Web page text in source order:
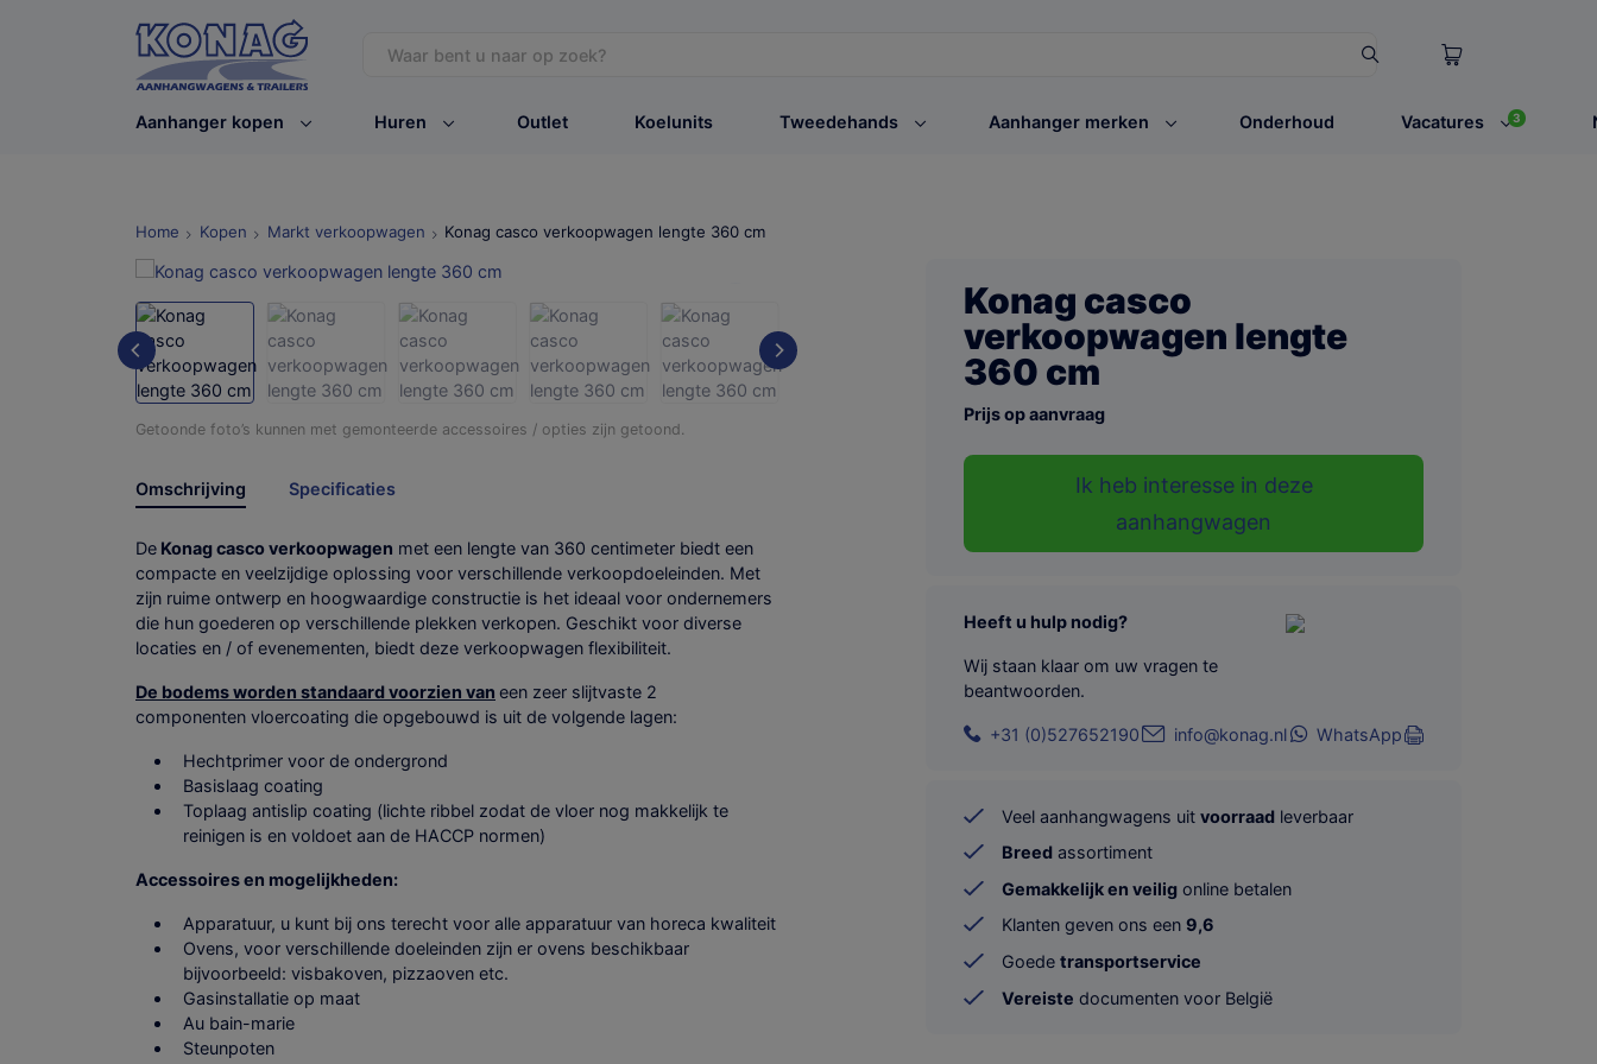
Aanhanger kopen Huren Outlet Koelunits Tweedehands Aanhanger merken Onderhoud Vacatures 3
Home Kopen Markt verkoopwagen Konag casco verkoopwagen lengte 360 cm
Getoonde foto’s kunnen met gemonteerde accessoires / opties zijn getoond.
Omschrijving Specificaties
De Konag casco verkoopwagen met een lengte van 360 centimeter biedt een
compacte en veelzijdige oplossing voor verschillende verkoopdoeleinden. Met
zijn ruime ontwerp en hoogwaardige constructie is het ideaal voor ondernemers
die hun goederen op verschillende plekken verkopen. Geschikt voor diverse
locaties en / of evenementen, biedt deze verkoopwagen flexibiliteit.
De bodems worden standaard voorzien van een zeer slijtvaste 2
componenten vloercoating die opgebouwd is uit de volgende lagen:
Hechtprimer voor de ondergrond
Basislaag coating
Toplaag antislip coating (lichte ribbel zodat de vloer nog makkelijk te
reinigen is en voldoet aan de HACCP normen)
Accessoires en mogelijkheden:
Apparatuur, u kunt bij ons terecht voor alle apparatuur van horeca kwaliteit
Ovens, voor verschillende doeleinden zijn er ovens beschikbaar
bijvoorbeeld: visbakoven, pizzaoven etc.
Gasinstallatie op maat
Au bain-marie
Steunpoten
Konag casco
verkoopwagen lengte
360 cm
Prijs op aanvraag
Ik heb interesse in deze
aanhangwagen
Heeft u hulp nodig?
Wij staan klaar om uw vragen te
beantwoorden.
+31 (0)527652190 info@konag.nl WhatsApp
Veel aanhangwagens uit voorraad leverbaar
Breed assortiment
Gemakkelijk en veilig online betalen
Klanten geven ons een 9,6
Goede transportservice
Vereiste documenten voor België